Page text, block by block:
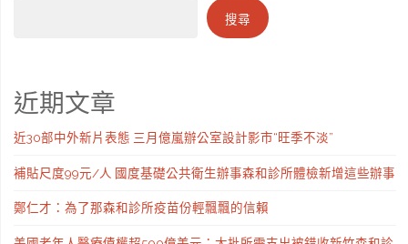
搜尋
近期文章
近30部中外新片表態 三月億嵐辦公室設計影市“旺季不淡”
補貼尺度99元/人 國度基礎公共衛生辦事森和診所體檢新增這些辦事
鄭仁才：為了那森和診所疫苗份輕飄飄的信賴